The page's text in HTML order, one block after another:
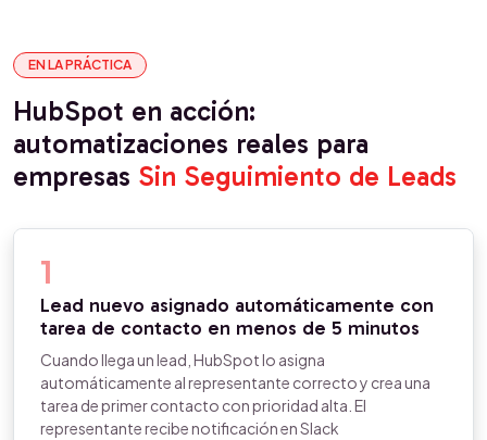
EN LA PRÁCTICA
HubSpot en acción:
automatizaciones reales para
empresas Sin Seguimiento de Leads
1
Lead nuevo asignado automáticamente con
tarea de contacto en menos de 5 minutos
Cuando llega un lead, HubSpot lo asigna
automáticamente al representante correcto y crea una
tarea de primer contacto con prioridad alta. El
representante recibe notificación en Slack